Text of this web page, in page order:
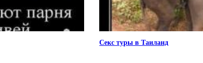
Секс туры в Таиланд